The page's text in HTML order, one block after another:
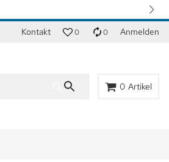
zu erreichen. Vielen Dank für Ihr
Kontakt 0 0 Anmelden
0 Artikel